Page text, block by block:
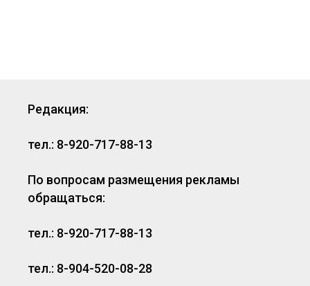
Редакция:
тел.: 8-920-717-88-13
По вопросам размещения рекламы
обращаться:
тел.: 8-920-717-88-13
тел.: 8-904-520-08-28